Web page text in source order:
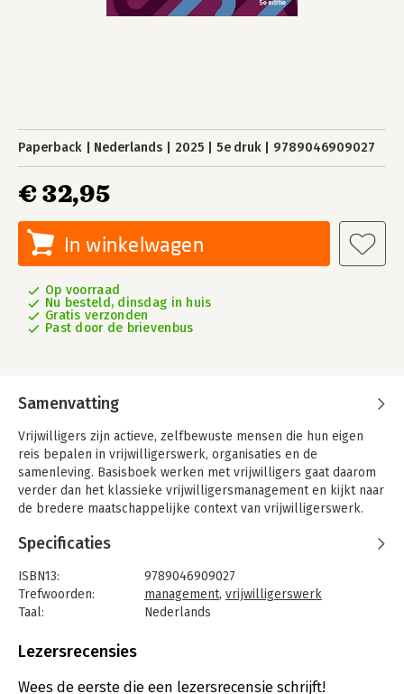
Paperback Nederlands 2025 5e druk 9789046909027
€ 32,95
In winkelwagen
Op voorraad
Nu besteld, dinsdag in huis
Gratis verzonden
Past door de brievenbus
Samenvatting
Vrijwilligers zijn actieve, zelfbewuste mensen die hun eigen
reis bepalen in vrijwilligerswerk, organisaties en de
samenleving. Basisboek werken met vrijwilligers gaat daarom
verder dan het klassieke vrijwilligersmanagement en kijkt naar
de bredere maatschappelijke context van vrijwilligerswerk.
Dit boek neemt de lezer mee op een reis door de levensloop
van vrijwilligers. Van bewustwording en overweging tot match,
begeleiding en behoud. Het uitgangspunt is om samen met
vrijwilligers door de verschillende fasen van hun reis te
navigeren en hen te ondersteunen in hun persoonlijke en
Werken met vrijwilligers gaat niet over vinden en binden, maar
over het duurzaam benutten van vrijwillige energie. De opgave
Specificaties
ISBN13:
9789046909027
Trefwoorden:
management, vrijwilligerswerk
Taal:
Nederlands
Aantal pagina's:
Druk:
5
Lezersrecensies
Wees de eerste die een lezersrecensie schrijft!